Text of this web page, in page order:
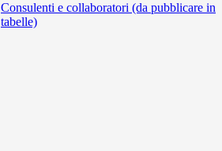
Consulenti e collaboratori (da pubblicare in
tabelle)